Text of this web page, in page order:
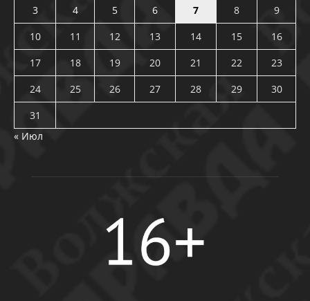
3
4 5 6 7 8
9
10
11 12 13 14 15
16
17
18 19 20 21 22
23
24
25 26 27 28 29
30
31
« Июл